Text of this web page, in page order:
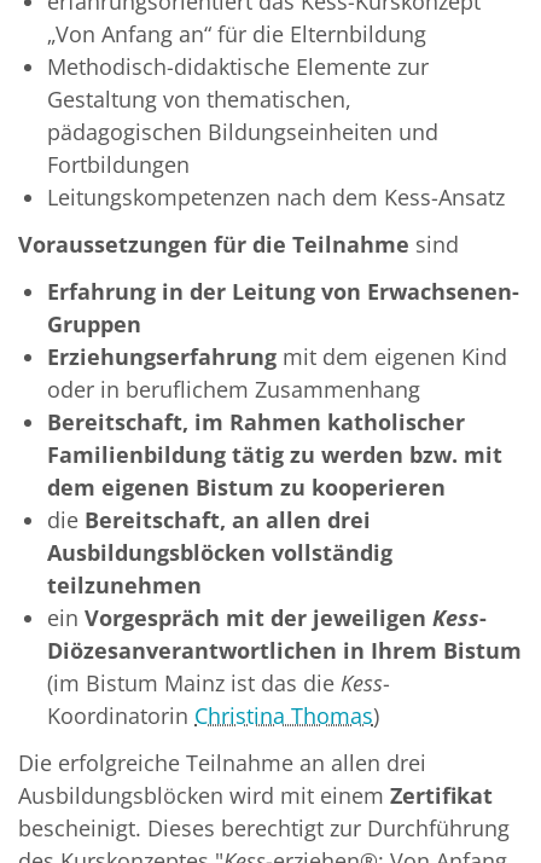
„Von Anfang an“ für die Elternbildung
Methodisch-didaktische Elemente zur
Gestaltung von thematischen,
pädagogischen Bildungseinheiten und
Fortbildungen
Leitungskompetenzen nach dem Kess-Ansatz
Voraussetzungen für die Teilnahme sind
Erfahrung in der Leitung von Erwachsenen-
Gruppen
Erziehungserfahrung mit dem eigenen Kind
oder in beruflichem Zusammenhang
Bereitschaft, im Rahmen katholischer
Familienbildung tätig zu werden bzw. mit
dem eigenen Bistum zu kooperieren
die Bereitschaft, an allen drei
Ausbildungsblöcken vollständig
teilzunehmen
ein Vorgespräch mit der jeweiligen Kess-
Diözesanverantwortlichen in Ihrem Bistum
(im Bistum Mainz ist das die Kess-
Koordinatorin Christina Thomas)
Die erfolgreiche Teilnahme an allen drei
Ausbildungsblöcken wird mit einem Zertifikat
bescheinigt. Dieses berechtigt zur Durchführung